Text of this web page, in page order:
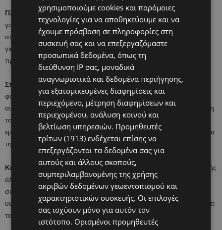
Πλήρες γιαούρτι:Έρευνες έχουν δείξει ότι τα πλήρη
γαλακτοκομικά προϊόντα μπορούν να συμβάλλουν στην σωστή
απορρόφηση των θρεπτικών συστατικών από τον οργανισμό. Το
γιαούρτι είναι ιδανικό για την περίπτωση αυτή καθώς περιέχει
πρωτεΐνη, ασβέστιο και βιταμίνη D.
Σπανάκι:
Το σπανάκι αποτελεί εξαιρετική πηγή σιδήρου και
φoλικού οξέος. Ο σίδηρος ενισχύει την ωορρηξία και την υγιής
ανάπτυξη των ωαρίων και το φoλικό οξύ υποστηρίζει την ανάπτυξη
του εγκεφάλου, της καρδιάς και των νευρικών σωλήνων του
εμβρύου ενώ βοηθά και στην αποφυγή επιπλοκών κατά τη διάρκεια
της εγκυμοσύνης.
Κινόα:
Η Κινόα είναι ένα φυσικό, χωρίς γλουτένη δημητριακό ολικής
άλεσης, ένα superfood που μπορεί να ελέγξει τα ποσοστά
σακχάρου στο αίμα καθώς είναι βραδείας χώνευσης . Επίσης είναι
υψηλής περιεκτικότητας σε φυτικές ίνες και πρωτεΐνες, ενώ διατηρεί
τα επίπεδα σακχάρου στο αίμα.
χρησιμοποιούμε cookies και παρόμοιες
τεχνολογίες για να αποθηκεύουμε και να
έχουμε πρόσβαση σε πληροφορίες στη
συσκευή σας και να επεξεργαζόμαστε
προσωπικά δεδομένα, όπως τη
διεύθυνση IP σας, μοναδικά
αναγνωριστικά και δεδομένα περιήγησης,
για εξατομικευμένες διαφημίσεις και
περιεχόμενο, μέτρηση διαφημίσεων και
περιεχομένου, ανάλυση κοινού και
βελτίωση υπηρεσιών. Προμηθευτές
τρίτων (1913) ενδέχεται επίσης να
επεξεργάζονται τα δεδομένα σας για
αυτούς και άλλους σκοπούς,
συμπεριλαμβανομένης της χρήσης
ακριβών δεδομένων γεωεντοπισμού και
χαρακτηριστικών συσκευής. Οι επιλογές
σας ισχύουν μόνο για αυτόν τον
ιστότοπο. Ορισμένοι προμηθευτές